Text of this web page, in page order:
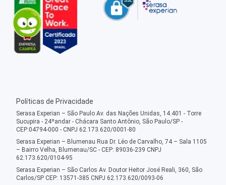
Políticas de Privacidade
Serasa Experian – São Paulo Av. das Nações Unidas, 14.401 - Torre
Sucupira - 24ºandar - Chácara Santo Antônio, São Paulo/SP -
CEP:04794-000 - CNPJ 62.173.620/0001-80
Serasa Experian – Blumenau Rua Dr. Léo de Carvalho, 74 – Sala 1105
– Bairro Velha, Blumenau/SC - CEP: 89036-239 CNPJ
62.173.620/0104-95
Serasa Experian – São Carlos Av. Doutor Heitor José Reali, 360, São
Carlos/SP CEP: 13571-385 CNPJ 62.173.620/0093-06